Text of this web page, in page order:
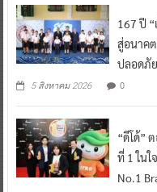
167 ปี
สู่อนาค
ปลอดภัย
5 สิงหาคม 2026 0
“ดีโด้”
ที่ 1 ในใ
No.1